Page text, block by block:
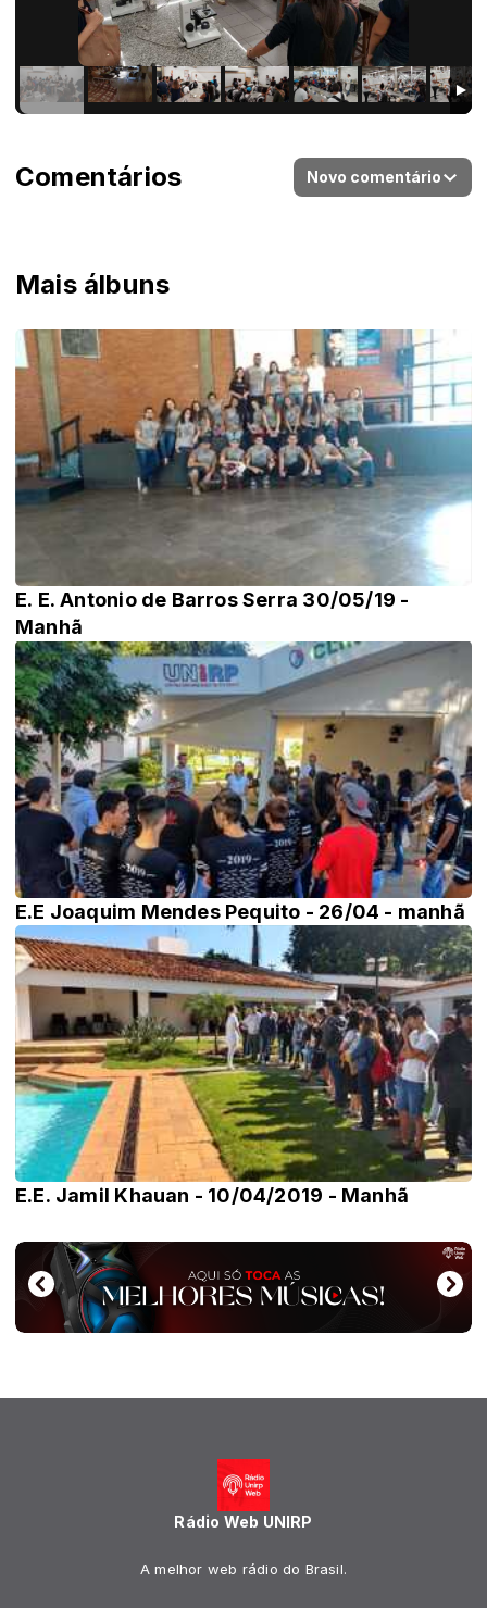
Mais álbuns
E. E. Antonio de Barros Serra 30/05/19 -
Manhã
E.E Joaquim Mendes Pequito - 26/04 - manhã
E.E. Jamil Khauan - 10/04/2019 - Manhã
Comentários Novo comentário
Rádio Web UNIRP
A melhor web rádio do Brasil.